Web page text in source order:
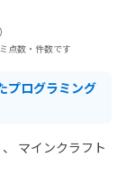
）
点数・件数です
プログラミング
マインクラフト